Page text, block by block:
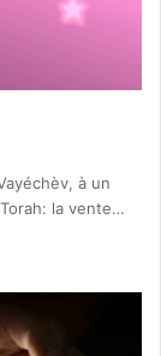
à un
la vente…